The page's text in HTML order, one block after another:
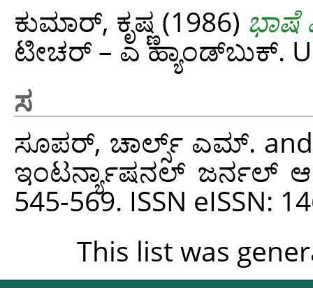
ಕುಮಾರ್, ಕೃಷ್ಣ (1986) ಭಾಷೆ
ಟೀಚರ್ – ಎ ಹ್ಯಾಂಡ್‌ಬುಕ್.
ಸ
ಸೂಪರ್, ಚಾರ್ಲ್ಸ್ ಎಮ್.
ಇಂಟರ್ನ್ಯಾಷನಲ್ ಜರ್ನಲ್
545-569. ISSN eISSN:
This list was